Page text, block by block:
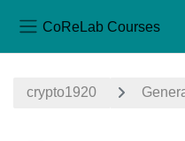
CoReLab Courses
crypto1920